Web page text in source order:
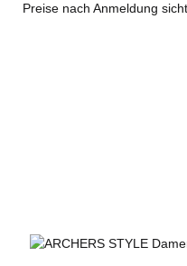
Preise nach Anmeldung